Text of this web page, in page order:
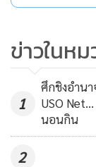
ข่าวในห
1
ศึกชิงอำน
USO
นอนกิน
2